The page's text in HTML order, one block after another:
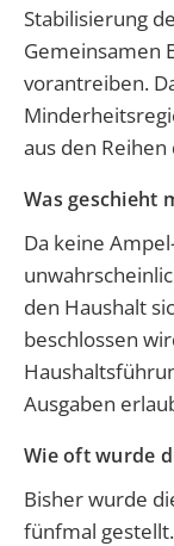
Stabilisierung
Gemeinsamen
vorantreiben.
aus den
Was geschieht
Da keine
den Haushalt
beschlossen
Ausgaben
Wie oft wurde
Bisher wurde
fünfmal